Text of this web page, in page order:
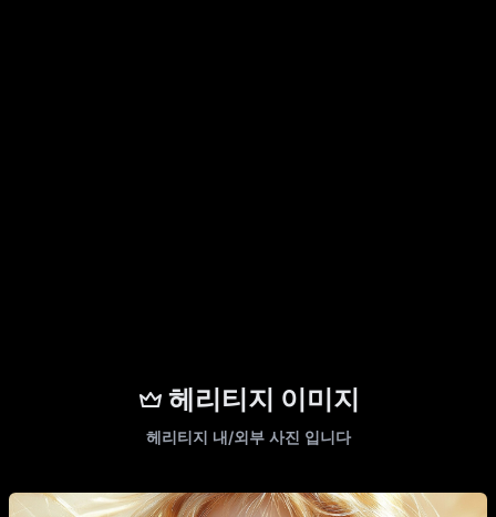
헤리티지 이미지
헤리티지 내/외부 사진 입니다